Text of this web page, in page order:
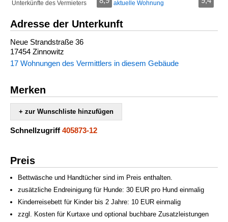
Unterkünfte des Vermieters
aktuelle Wohnung
Adresse der Unterkunft
Neue Strandstraße 36
17454 Zinnowitz
17 Wohnungen des Vermittlers in diesem Gebäude
Merken
+ zur Wunschliste hinzufügen
Schnellzugriff 405873-12
Preis
Bettwäsche und Handtücher sind im Preis enthalten.
zusätzliche Endreinigung für Hunde: 30 EUR pro Hund einmalig
Kinderreisebett für Kinder bis 2 Jahre: 10 EUR einmalig
zzgl. Kosten für Kurtaxe und optional buchbare Zusatzleistungen